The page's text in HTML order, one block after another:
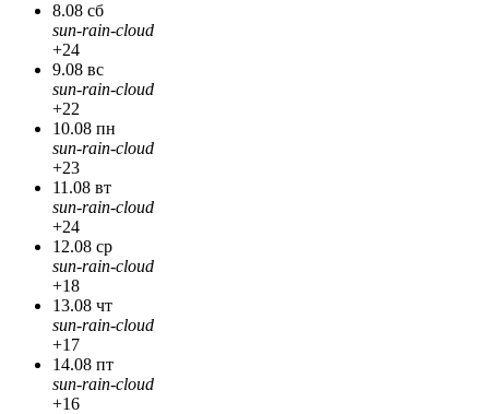
8.08 сб
sun-rain-cloud
+24
9.08 вс
sun-rain-cloud
+22
10.08 пн
sun-rain-cloud
+23
11.08 вт
sun-rain-cloud
+24
12.08 ср
sun-rain-cloud
+18
13.08 чт
sun-rain-cloud
+17
14.08 пт
sun-rain-cloud
+16